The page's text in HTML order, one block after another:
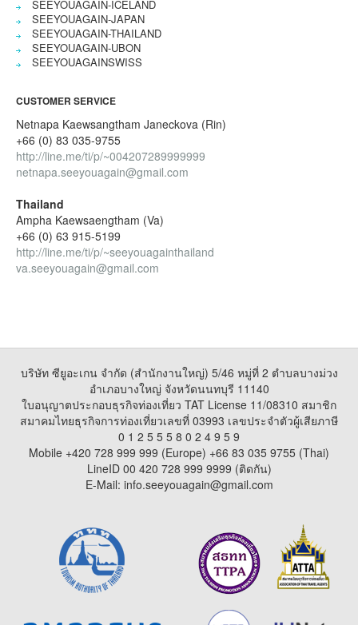
SEEYOUAGAIN-ICELAND
SEEYOUAGAIN-JAPAN
SEEYOUAGAIN-THAILAND
SEEYOUAGAIN-UBON
SEEYOUAGAINSWISS
CUSTOMER SERVICE
Netnapa Kaewsangtham Janeckova (Rin)
+66 (0) 83 035-9755
http://line.me/ti/p/~004207289999999
netnapa.seeyouagain@gmail.com
Thailand
Ampha Kaewsaengtham (Va)
+66 (0) 63 915-5199
http://line.me/ti/p/~seeyouagainthailand
va.seeyouagain@gmail.com
บริษัท ซียูอะเกน จำกัด (สำนักงานใหญ่) 5/46 หมู่ที่ 2 ตำบลบางม่วง
อำเภอบางใหญ่ จังหวัดนนทบุรี 11140
ใบอนุญาตประกอบธุรกิจท่องเที่ยว TAT License 11/08310 สมาชิก
สมาคมไทยธุรกิจการท่องเที่ยวเลขที่ 03993 เลขประจำตัวผู้เสียภาษี
0 1 2 5 5 5 8 0 2 4 9 5 9
Mobile +420 728 999 999 (Europe) +66 83 035 9755 (Thai)
LineID 00 420 728 999 9999 (ติดกัน)
E-Mail: info.seeyouagain@gmail.com